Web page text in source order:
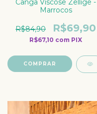
Canga Viscose Zellige -
Marrocos
R$84,90 R$69,90
R$67,10 com PIX